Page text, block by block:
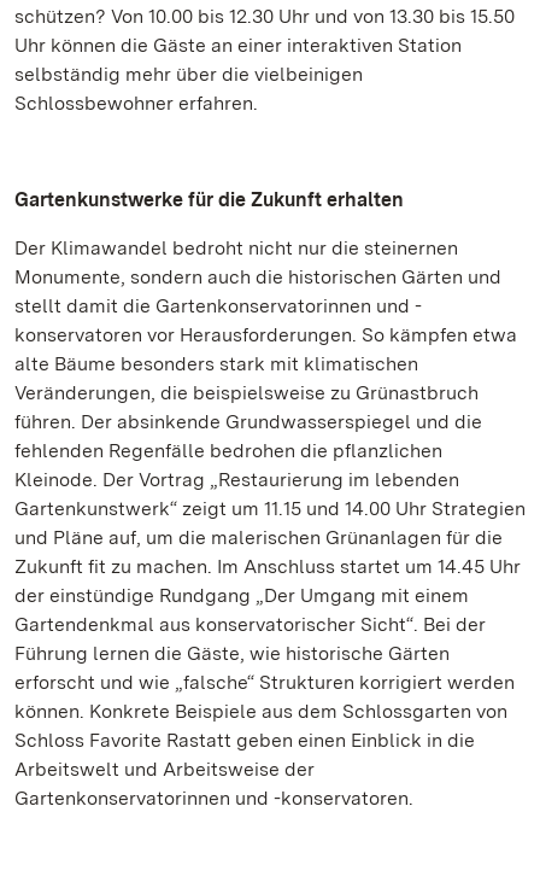
schützen? Von 10.00 bis 12.30 Uhr und von 13.30 bis 15.50
Uhr können die Gäste an einer interaktiven Station
selbständig mehr über die vielbeinigen
Schlossbewohner erfahren.
Gartenkunstwerke für die Zukunft erhalten
Der Klimawandel bedroht nicht nur die steinernen
Monumente, sondern auch die historischen Gärten und
stellt damit die Gartenkonservatorinnen und -
konservatoren vor Herausforderungen. So kämpfen etwa
alte Bäume besonders stark mit klimatischen
Veränderungen, die beispielsweise zu Grünastbruch
führen. Der absinkende Grundwasserspiegel und die
fehlenden Regenfälle bedrohen die pflanzlichen
Kleinode. Der Vortrag „Restaurierung im lebenden
Gartenkunstwerk“ zeigt um 11.15 und 14.00 Uhr Strategien
und Pläne auf, um die malerischen Grünanlagen für die
Zukunft fit zu machen. Im Anschluss startet um 14.45 Uhr
der einstündige Rundgang „Der Umgang mit einem
Gartendenkmal aus konservatorischer Sicht“. Bei der
Führung lernen die Gäste, wie historische Gärten
erforscht und wie „falsche“ Strukturen korrigiert werden
können. Konkrete Beispiele aus dem Schlossgarten von
Schloss Favorite Rastatt geben einen Einblick in die
Arbeitswelt und Arbeitsweise der
Gartenkonservatorinnen und -konservatoren.